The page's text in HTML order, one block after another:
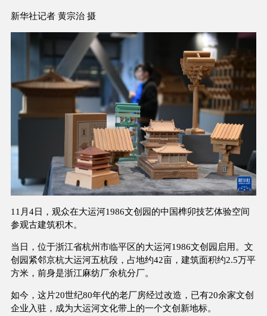
新华社记者 黄宗治 摄
11月4日，观众在大运河1986文创园的中国榫卯技艺体验空间
参观古建筑积木。
当日，位于浙江省杭州市临平区的大运河1986文创园启用。文
创园紧邻京杭大运河五杭段，占地约42亩，建筑面积约2.5万平
方米，前身是浙江麻纺厂余杭分厂。
如今，这片20世纪80年代的老厂房经过改造，已有20余家文创
企业入驻，成为大运河文化带上的一个文创新地标。